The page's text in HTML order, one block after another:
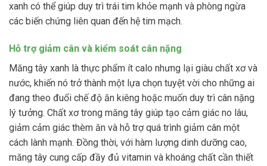
xanh có thể giúp duy trì trái tim khỏe mạnh và phòng ngừa
các biến chứng liên quan đến hệ tim mạch.
Hỗ trợ giảm cân và kiểm soát cân nặng
Măng tây xanh là thực phẩm ít calo nhưng lại giàu chất xơ và
nước, khiến nó trở thành một lựa chọn tuyệt vời cho những ai
đang theo đuổi chế độ ăn kiêng hoặc muốn duy trì cân nặng
lý tưởng. Chất xơ trong măng tây giúp tạo cảm giác no lâu,
giảm cảm giác thèm ăn và hỗ trợ quá trình giảm cân một
cách lành mạnh. Đồng thời, với hàm lượng dinh dưỡng cao,
măng tây cung cấp đầy đủ vitamin và khoáng chất cần thiết